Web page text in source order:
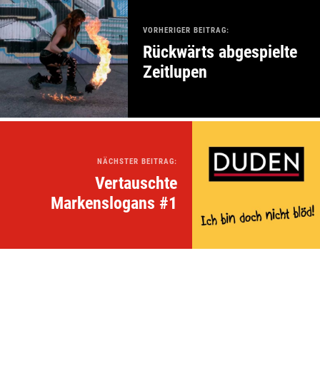
VORHERIGER BEITRAG:
Rückwärts abgespielte
Zeitlupen
NÄCHSTER BEITRAG:
Vertauschte
Markenslogans #1